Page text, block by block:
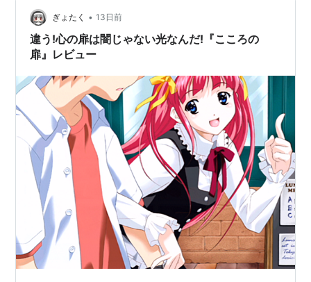
発売 ：2004年11月03日 (国外発売：2004年11月01日)
価格 ：オープン (実勢価格：19,800円)
Size ：230 * 28 * 152 (mm)
HDD ：非搭載・搭載不可
color：チャコールブラック
関連語： ＰＳ２（全角）
また、見ます：PlayStation, PS3
ぎょたく • 13日前
違う!心の扉は闇じゃない光なんだ!『こころの
扉』レビュー